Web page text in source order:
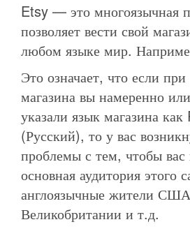
Etsy — это многоязычная
позволяет вести свой
любом языке мир.
Это означает, что если
магазина вы намеренно
указали язык магазина
(Русский), то у вас
проблемы с тем, чтобы вас
основная аудитория этого
англоязычные жители
Великобритании и т.д.